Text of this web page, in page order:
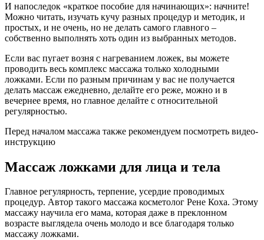
И напоследок «краткое пособие для начинающих»: начните!
Можно читать, изучать кучу разных процедур и методик, и
простых, и не очень, но не делать самого главного –
собственно выполнять хоть один из выбранных методов.
Если вас пугает возня с нагреванием ложек, вы можете
проводить весь комплекс массажа только холодными
ложками. Если по разным причинам у вас не получается
делать массаж ежедневно, делайте его реже, можно и в
вечернее время, но главное делайте с относительной
регулярностью.
Перед началом массажа также рекомендуем посмотреть видео-
инструкцию
Массаж ложками для лица и тела
Главное регулярность, терпение, усердие проводимых
процедур. Автор такого массажа косметолог Рене Коха. Этому
массажу научила его мама, которая даже в преклонном
возрасте выглядела очень молодо и все благодаря только
массажу ложками.